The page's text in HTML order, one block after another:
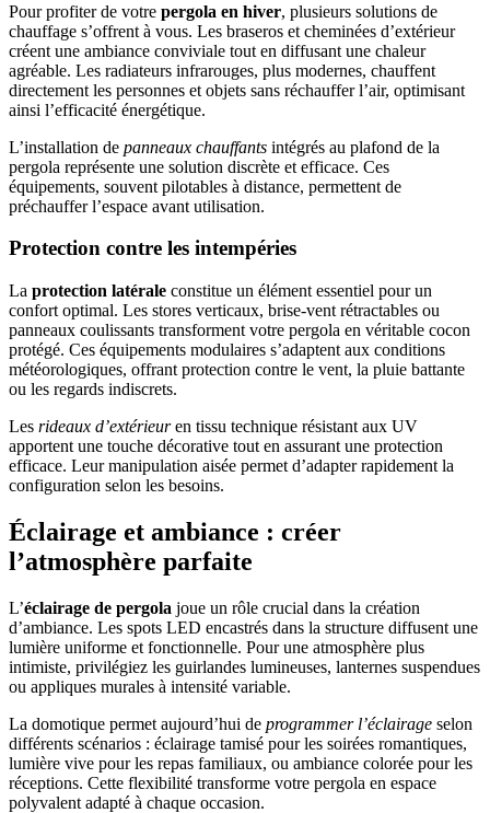
Pour profiter de votre pergola en hiver, plusieurs solutions de
chauffage s’offrent à vous. Les braseros et cheminées d’extérieur
créent une ambiance conviviale tout en diffusant une chaleur
agréable. Les radiateurs infrarouges, plus modernes, chauffent
directement les personnes et objets sans réchauffer l’air, optimisant
ainsi l’efficacité énergétique.
L’installation de panneaux chauffants intégrés au plafond de la
pergola représente une solution discrète et efficace. Ces
équipements, souvent pilotables à distance, permettent de
préchauffer l’espace avant utilisation.
Protection contre les intempéries
La protection latérale constitue un élément essentiel pour un
confort optimal. Les stores verticaux, brise-vent rétractables ou
panneaux coulissants transforment votre pergola en véritable cocon
protégé. Ces équipements modulaires s’adaptent aux conditions
météorologiques, offrant protection contre le vent, la pluie battante
ou les regards indiscrets.
Les rideaux d’extérieuren tissu technique résistant aux UV
apportent une touche décorative tout en assurant une protection
efficace. Leur manipulation aisée permet d’adapter rapidement la
configuration selon les besoins.
Éclairage et ambiance : créer
l’atmosphère parfaite
L’éclairage de pergola joue un rôle crucial dans la création
d’ambiance. Les spots LED encastrés dans la structure diffusent une
lumière uniforme et fonctionnelle. Pour une atmosphère plus
intimiste, privilégiez les guirlandes lumineuses, lanternes suspendues
ou appliques murales à intensité variable.
La domotique permet aujourd’hui de programmer l’éclairage selon
différents scénarios : éclairage tamisé pour les soirées romantiques,
lumière vive pour les repas familiaux, ou ambiance colorée pour les
réceptions. Cette flexibilité transforme votre pergola en espace
polyvalent adapté à chaque occasion.